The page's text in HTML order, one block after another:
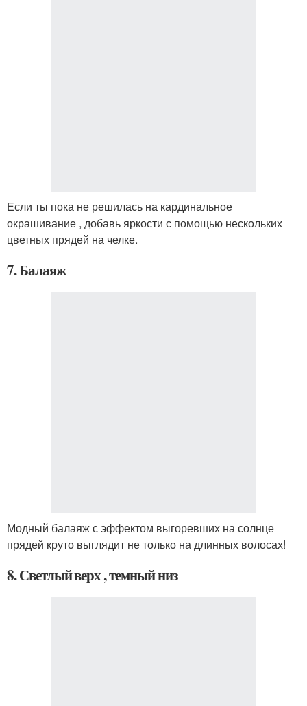
Если ты пока не решилась на кардинальное
окрашивание , добавь яркости с помощью нескольких
цветных прядей на челке.
7. Балаяж
Модный балаяж с эффектом выгоревших на солнце
прядей круто выглядит не только на длинных волосах!
8. Светлый верх , темный низ